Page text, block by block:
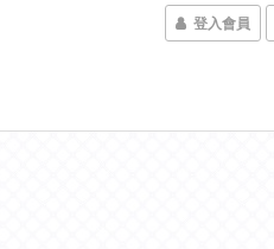
登入會員